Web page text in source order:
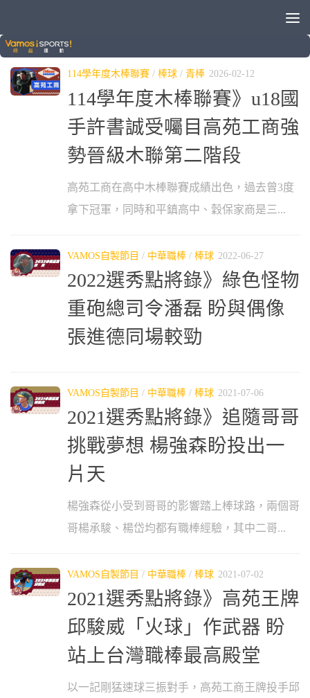
標籤：高苑工商
114學年度木棒聯賽 / 棒球 / 青棒 2026-02-12
114學年度木棒聯賽》u18國
手許書誠受囑目高苑工商強
勢晉級木聯第二階段
高苑工商在高中木棒聯賽成績出色，過去曾3度
拿下冠軍，同時和平鎮高中、穀保家商是三...
VAMOS自製節目 / 中華職棒 / 棒球 2022-06-27
2022選秀點將錄》綠色怪物
重砲總司令潘磊 盼與偶像
張進德同場較勁
VAMOS自製節目 / 中華職棒 / 棒球 2021-07-06
2021選秀點將錄》追隨哥哥
挑戰夢想 楊強森盼投出一
片天
楊強森從小受到哥哥的影響踏上棒球路，兩個哥
哥楊承駿、楊岱均都有職棒經驗，其中二哥...
VAMOS自製節目 / 中華職棒 / 棒球 2021-07-02
2021選秀點將錄》高苑王牌
邱駿威「火球」作武器 盼
站上台灣職棒最高殿堂
以一記剛猛速球三振對手，高苑工商王牌投手邱